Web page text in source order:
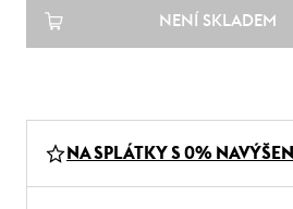
NENÍ SKLADEM
NA SPLÁTKY S 0% NAVÝŠENÍ